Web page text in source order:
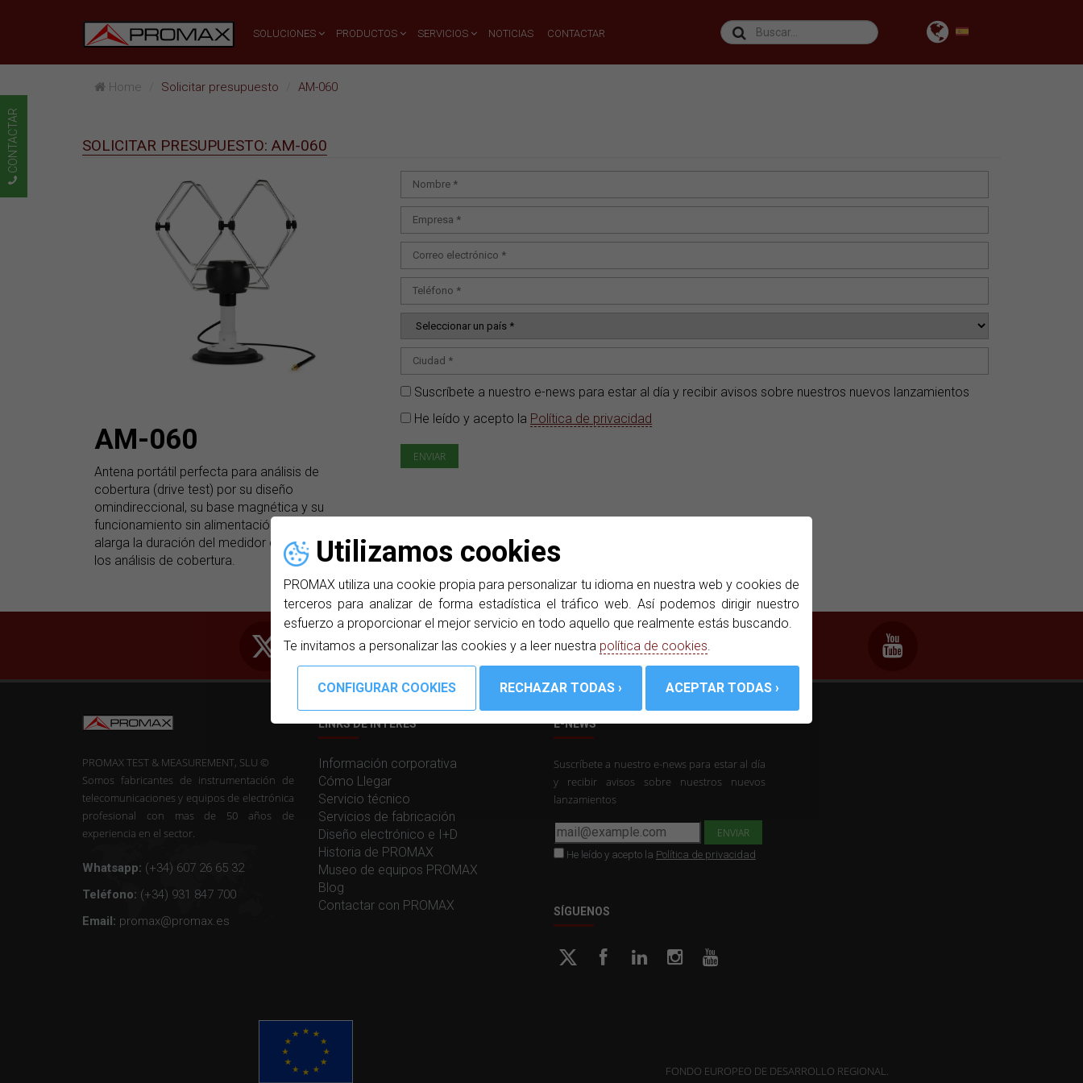
Utilizamos cookies
PROMAX utiliza una cookie propia para personalizar tu idioma en nuestra web y cookies de
terceros para analizar de forma estadística el tráfico web. Así podemos dirigir nuestro
esfuerzo a proporcionar el mejor servicio en todo aquello que realmente estás buscando.
Te invitamos a personalizar las cookies y a leer nuestra política de cookies.
SOLUCIONES PRODUCTOS SERVICIOS NOTICIAS CONTACTAR
Home Solicitar presupuesto AM-060
SOLICITAR PRESUPUESTO: AM-060
AM-060
Antena portátil perfecta para análisis de
cobertura (drive test) por su diseño
omindireccional, su base magnética y su
funcionamiento sin alimentación externa que
alarga la duración del medidor de campo durante
los análisis de cobertura.
Suscríbete a nuestro e-news para estar al día y recibir avisos sobre nuestros nuevos lanzamientos
He leído y acepto la Política de privacidad
PROMAX TEST & MEASUREMENT, SLU ©
Somos fabricantes de instrumentación de
telecomunicaciones y equipos de electrónica
profesional con mas de 50 años de
experiencia en el sector.
Whatsapp: (+34) 607 26 65 32
Teléfono: (+34) 931 847 700
Email: promax@promax.es
LINKS DE INTERÉS
Información corporativa
Cómo Llegar
Servicio técnico
Servicios de fabricación
Diseño electrónico e I+D
Historia de PROMAX
Museo de equipos PROMAX
Blog
Contactar con PROMAX
E-NEWS
Suscríbete a nuestro e-news para estar al día
y recibir avisos sobre nuestros nuevos
lanzamientos
He leído y acepto la Política de privacidad
SÍGUENOS
FONDO EUROPEO DE DESARROLLO REGIONAL.
CONTACTAR